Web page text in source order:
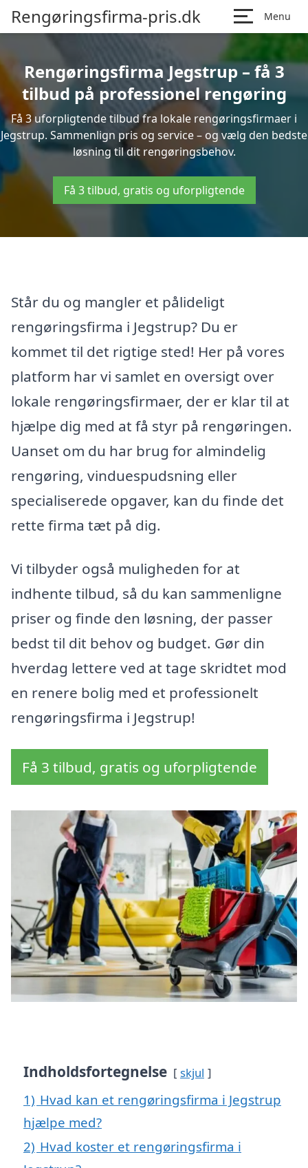
Rengøringsfirma-pris.dk Menu
Rengøringsfirma Jegstrup – få 3
tilbud på professionel rengøring
Få 3 uforpligtende tilbud fra lokale rengøringsfirmaer i
Jegstrup. Sammenlign pris og service – og vælg den bedste
løsning til dit rengøringsbehov.
Få 3 tilbud, gratis og uforpligtende
Står du og mangler et pålideligt
rengøringsfirma i Jegstrup? Du er
kommet til det rigtige sted! Her på vores
platform har vi samlet en oversigt over
lokale rengøringsfirmaer, der er klar til at
hjælpe dig med at få styr på rengøringen.
Uanset om du har brug for almindelig
rengøring, vinduespudsning eller
specialiserede opgaver, kan du finde det
rette firma tæt på dig.
Vi tilbyder også muligheden for at
indhente tilbud, så du kan sammenligne
priser og finde den løsning, der passer
bedst til dit behov og budget. Gør din
hverdag lettere ved at tage skridtet mod
en renere bolig med et professionelt
rengøringsfirma i Jegstrup!
Få 3 tilbud, gratis og uforpligtende
Indholdsfortegnelse skjul
1) Hvad kan et rengøringsfirma i Jegstrup
hjælpe med?
2) Hvad koster et rengøringsfirma i